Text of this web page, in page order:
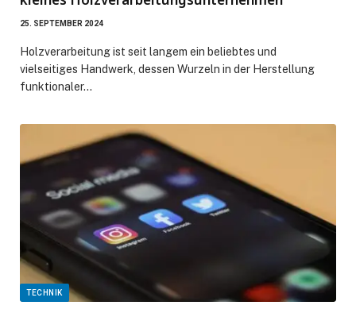
25. SEPTEMBER 2024
Holzverarbeitung ist seit langem ein beliebtes und
vielseitiges Handwerk, dessen Wurzeln in der Herstellung
funktionaler…
TECHNIK